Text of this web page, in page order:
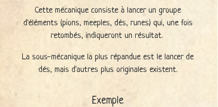
Cette mécanique consiste à lancer un groupe
d'éléments (pions, meeples, dés, runes) qui, une fois
retombés, indiqueront un résultat.
La sous-mécanique la plus répandue est le lancer de
dés, mais d'autres plus originales existent.
Exemple